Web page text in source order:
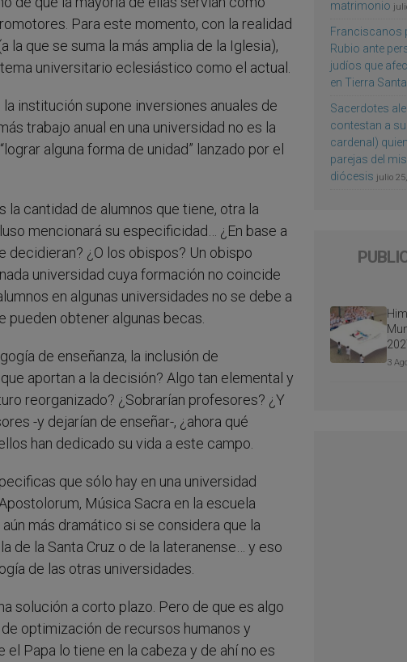
Para este momento, con la realidad
que se suma la más amplia de la Iglesia),
universitario eclesiástico como el actual.
institución supone inversiones anuales de
trabajo anual en una universidad no es la
alguna forma de unidad” lanzado por el
la cantidad de alumnos que tiene, otra la
mencionará su especificidad… ¿En base a
¿O los obispos? Un obispo
universidad cuya formación no coincide
en algunas universidades no se debe a
pueden obtener algunas becas.
de enseñanza, la inclusión de
aportan a la decisión? Algo tan elemental y
reorganizado? ¿Sobrarían profesores? ¿Y
-y dejarían de enseñar-, ¿ahora qué
han dedicado su vida a este campo.
que sólo hay en una universidad
Música Sacra en la escuela
más dramático si se considera que la
de la Santa Cruz o de la lateranense… y eso
de las otras universidades.
solución a corto plazo. Pero de que es algo
optimización de recursos humanos y
Papa lo tiene en la cabeza y de ahí no es
matrimonio
Franciscanos
Rubio ante
judíos que
en Tierra Santa
Sacerdotes
contestan a
cardenal)
parejas del
diócesis julio
3